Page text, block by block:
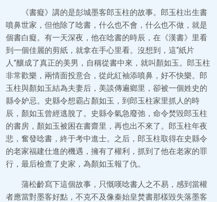
《書癡》講的是彭城墨客郎玉柱的故事。郎玉柱出生書
噴鼻世家，但他除了唸書，什么也不會，什么也不做，就是
個書白癡。有一天深夜，他在唸書的時辰，在《漢書》里看
到一個佳麗的剪紙，就拿在手心里看。沒想到，這“紙片
人”釀成了真正的美男，自稱從書中來，就叫顏如玉。郎玉柱
非常歡樂，兩情面投意合，從此紅袖添噴鼻，好不快樂。郎
玉柱與顏如玉結為夫妻后，美談傳遍鄉里，卻被一個姓史的
縣令妒忌。史縣令想霸占顏如玉，到郎玉柱家里抓人的時
辰，顏如玉曾經逃脫了。史縣令氣急廢弛，命令焚毀郎玉柱
的書房，顏如玉被困在書齋里，再也出不來了。郎玉柱年夜
悲，奮發唸書，終于考中進士。之后，郎玉柱取得在史縣令
的老家福建仕進的機遇，擁有了權利，抓到了他在老家的罪
行，最后檢查了史家，為顏如玉報了仇。
蒲松齡寫下這個故事，只慨嘆唸書人之不易，感到當權
者應當對墨客好點，不克不及像秦始皇焚書那樣毀失落墨客